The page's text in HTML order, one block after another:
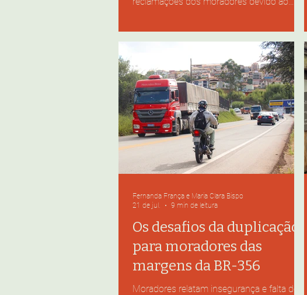
vias públicas e de outros impactos na
convivência urbana. Rua José Trindade e
Rua Professor Paulo Magalhães Gomes na
noite de domingo em que o Brasil foi
desclassificado da Copa do Mundo. Foto:
Tainá Quirino. #ParaTodosVerem: Rua José
Trindade e Rua Professor Paulo Magalhães
Gomes em movime
Os desafios da duplicação
para moradores das
margens da BR-356
Moradores relatam insegurança e falta de
Fernanda França e Maria Clara Bispo
21 de jul.
9 min de leitura